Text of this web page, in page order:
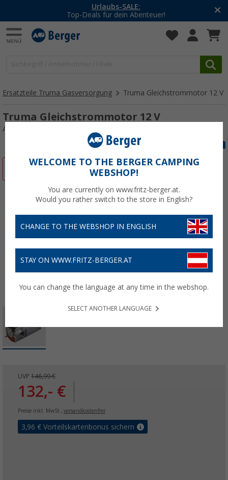
Urlaubs-SALE:
Top-Deals für dein Abenteuer!
Ersatzteile Truma Gasversorgung Truma Gleichstrommotor 12 V
Truma Gleichstrommotor 12 V
Art.-Nr.: 105493
UVP 146,99 €
132,- €
Preise inkl. MwSt., versandkostenfrei
3,96 € Vorteilskartenbonus sichern
WELCOME TO THE BERGER CAMPING
WEBSHOP!
You are currently on www.fritz-berger.at.
Would you rather switch to the store in English?
CHANGE TO THE WEBSHOP IN ENGLISH
STAY ON WWW.FRITZ-BERGER.AT
You can change the language at any time in the webshop.
SELECT ANOTHER LANGUAGE